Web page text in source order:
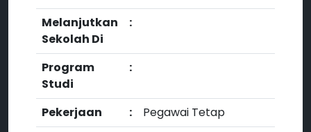
Melanjutkan
Sekolah Di
:
Program
Studi
:
Pekerjaan :
Pegawai Tetap